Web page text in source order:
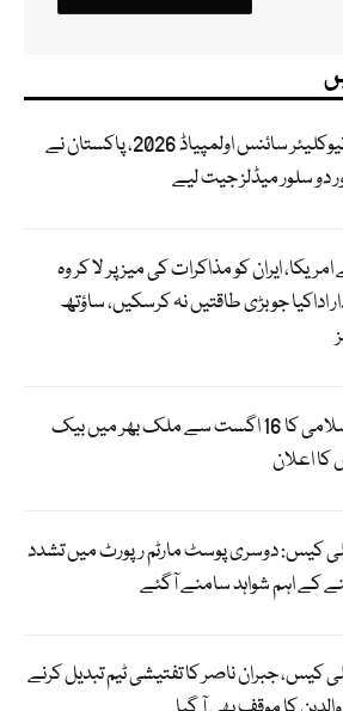
انٹرنیشنل نیوکلیئر سائنس اولمپیاڈ 2026، پاکستان نے
دو سلور میڈلز جیت لیے
ایران کو مذاکرات کی میز پر لا کر وہ
اداکیا جو بڑی طاقتیں نہ کرسکیں، ساؤتھ
جماعت اسلامی کا 16 اگست سے ملک بھر میں بیک
کا اعلان
کیس: دوسری پوسٹ مارٹم رپورٹ میں تشدد
کے اہم شواہد سامنے آگئے
کیس، جبران ناصر کا تفتیشی ٹیم تبدیل کرنے